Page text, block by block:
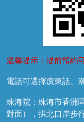
溫馨提示：提前預約
電話可選擇廣東話、
珠海院：珠海市香洲
對面），拱北口岸步